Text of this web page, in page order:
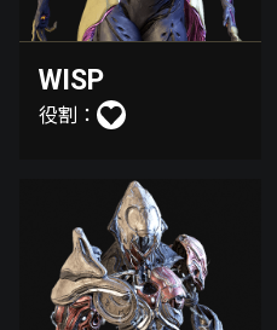
WISP
役割：